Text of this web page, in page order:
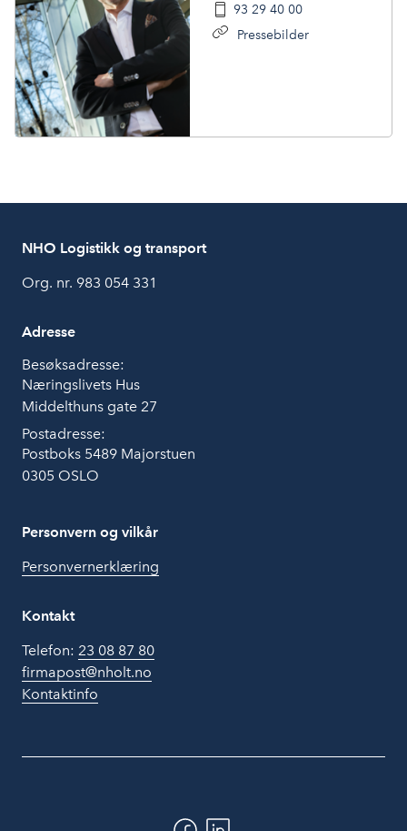
93 29 40 00
Pressebilder
NHO Logistikk og transport
Org. nr. 983 054 331
Adresse
Besøksadresse:
Næringslivets Hus
Middelthuns gate 27
Postadresse:
Postboks 5489 Majorstuen
0305 OSLO
Personvern og vilkår
Personvernerklæring
Kontakt
Telefon: 23 08 87 80
firmapost@nholt.no
Kontaktinfo